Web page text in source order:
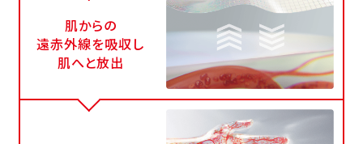
肌からの
遠赤外線を吸収し
肌へと放出